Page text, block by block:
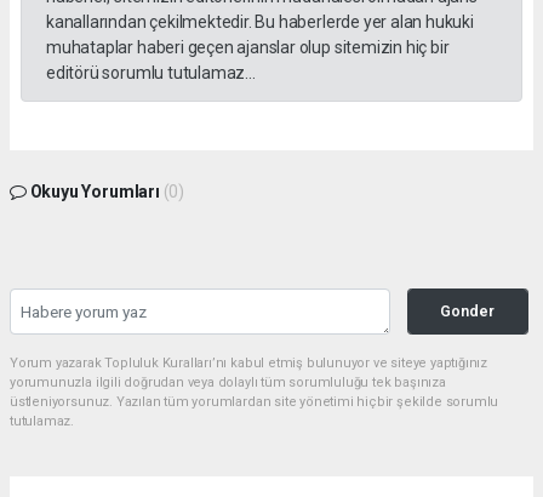
kanallarından çekilmektedir. Bu haberlerde yer alan hukuki
muhataplar haberi geçen ajanslar olup sitemizin hiç bir
editörü sorumlu tutulamaz...
Okuyu Yorumları (0)
Gonder
Yorum yazarak Topluluk Kuralları’nı kabul etmiş bulunuyor ve siteye yaptığınız
yorumunuzla ilgili doğrudan veya dolaylı tüm sorumluluğu tek başınıza
üstleniyorsunuz. Yazılan tüm yorumlardan site yönetimi hiçbir şekilde sorumlu
tutulamaz.